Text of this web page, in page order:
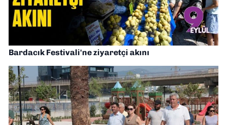
Bardacık Festivali'ne ziyaretçi akını